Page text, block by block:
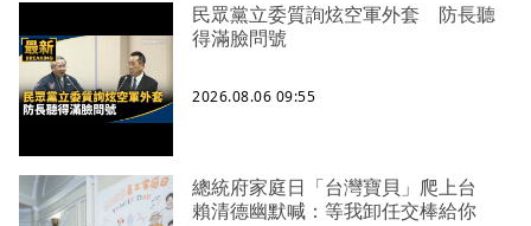
民眾黨立委質詢炫空軍外套 防長聽
得滿臉問號
2026.08.06 09:55
總統府家庭日「台灣寶貝」爬上台
賴清德幽默喊：等我卸任交棒給你